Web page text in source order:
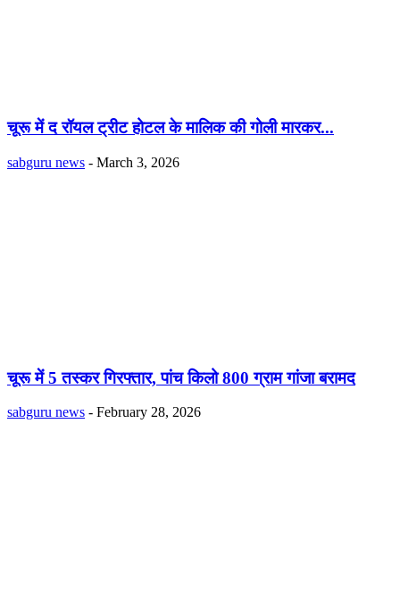
चूरू में द रॉयल ट्रीट होटल के मालिक की गोली मारकर...
sabguru news - March 3, 2026
चूरू में 5 तस्कर गिरफ्तार, पांच किलो 800 ग्राम गांजा बरामद
sabguru news - February 28, 2026